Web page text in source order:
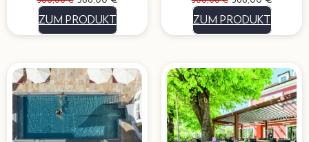
ZUM PRODUKT
ZUM PRODUKT